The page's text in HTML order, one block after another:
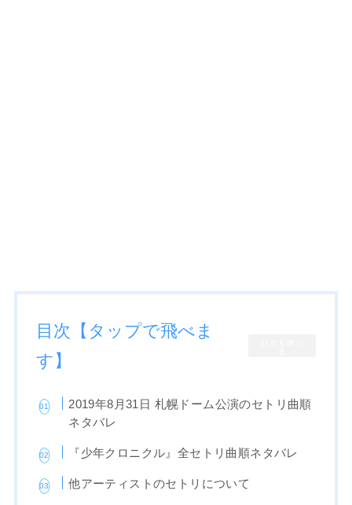
目次【タップで飛べま
す】
2019年8月31日 札幌ドーム公演のセトリ曲順
ネタバレ
『少年クロニクル』全セトリ曲順ネタバレ
他アーティストのセトリについて